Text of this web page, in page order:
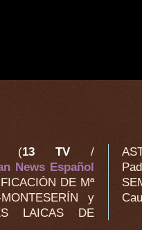
(13 TV /
News Español
DE Mª
y
LAICAS DE
para las